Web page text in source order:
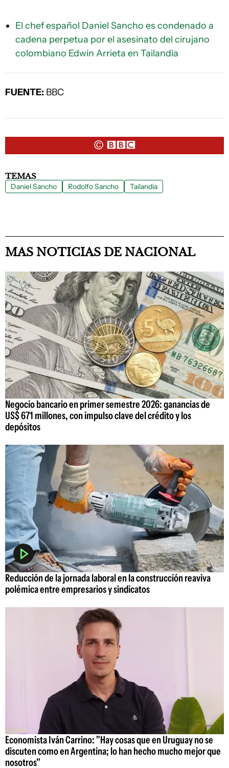
El chef español Daniel Sancho es condenado a
cadena perpetua por el asesinato del cirujano
colombiano Edwin Arrieta en Tailandia
FUENTE: BBC
TEMAS
Daniel Sancho Rodolfo Sancho Tailandia
MAS NOTICIAS DE NACIONAL
Negocio bancario en primer semestre 2026: ganancias de
US$ 671 millones, con impulso clave del crédito y los
depósitos
Reducción de la jornada laboral en la construcción reaviva
polémica entre empresarios y sindicatos
Economista Iván Carrino: "Hay cosas que en Uruguay no se
discuten como en Argentina; lo han hecho mucho mejor que
nosotros"